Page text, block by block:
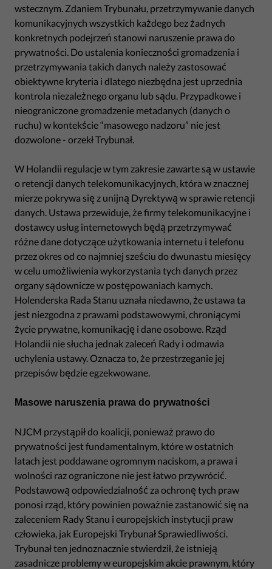
wstecznym. Zdaniem Trybunału, przetrzymywanie danych
komunikacyjnych wszystkich każdego bez żadnych
konkretnych podejrzeń stanowi naruszenie prawa do
prywatności. Do ustalenia konieczności gromadzenia i
przetrzymywania takich danych należy zastosować
obiektywne kryteria i dlatego niezbędna jest uprzednia
kontrola niezależnego organu lub sądu. Przypadkowe i
nieograniczone gromadzenie metadanych (danych o
ruchu) w kontekście “masowego nadzoru” nie jest
dozwolone - orzekł Trybunał.
W Holandii regulacje w tym zakresie zawarte są w ustawie
o retencji danych telekomunikacyjnych, która w znacznej
mierze pokrywa się z unijną Dyrektywą w sprawie retencji
danych. Ustawa przewiduje, że firmy telekomunikacyjne i
dostawcy usług internetowych będą przetrzymywać
różne dane dotyczące użytkowania internetu i telefonu
przez okres od co najmniej sześciu do dwunastu miesięcy
w celu umożliwienia wykorzystania tych danych przez
organy sądownicze w postępowaniach karnych.
Holenderska Rada Stanu uznała niedawno, że ustawa ta
jest niezgodna z prawami podstawowymi, chroniącymi
życie prywatne, komunikację i dane osobowe. Rząd
Holandii nie słucha jednak zaleceń Rady i odmawia
uchylenia ustawy. Oznacza to, że przestrzeganie jej
przepisów będzie egzekwowane.
Masowe naruszenia prawa do prywatności
NJCM przystąpił do koalicji, ponieważ prawo do
prywatności jest fundamentalnym, które w ostatnich
latach jest poddawane ogromnym naciskom, a prawa i
wolności raz ograniczone nie jest łatwo przywrócić.
Podstawową odpowiedzialność za ochronę tych praw
ponosi rząd, który powinien poważnie zastanowić się na
zaleceniem Rady Stanu i europejskich instytucji praw
człowieka, jak Europejski Trybunał Sprawiedliwości.
Trybunał ten jednoznacznie stwierdził, że istnieją
zasadnicze problemy w europejskim akcie prawnym, który